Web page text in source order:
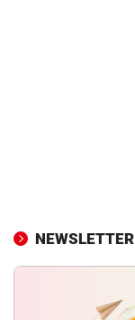
NEWSLETTER